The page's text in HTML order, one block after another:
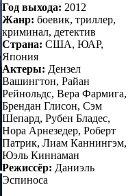
Год выхода: 2012
Жанр: боевик, триллер,
криминал, детектив
Страна: США, ЮАР,
Япония
Актеры: Дензел
Вашингтон, Райан
Рейнольдс, Вера Фармига,
Брендан Глисон, Сэм
Шепард, Рубен Бладес,
Нора Арнезедер, Роберт
Патрик, Лиам Каннингэм,
Юэль Киннаман
Режиссёр: Даниэль
Эспиноса